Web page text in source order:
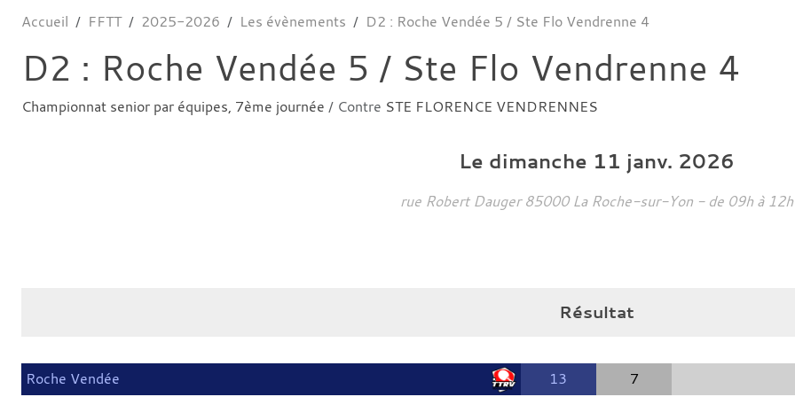
Accueil FFTT 2025-2026 Les évènements D2 : Roche Vendée 5 / Ste Flo Vendrenne 4
D2 : Roche Vendée 5 / Ste Flo Vendrenne 4
Championnat senior par équipes, 7ème journée / Contre STE FLORENCE VENDRENNES
Le dimanche 11 janv. 2026
rue Robert Dauger 85000 La Roche-sur-Yon - de 09h à 12h
Résultat
Roche Vendée 13 7